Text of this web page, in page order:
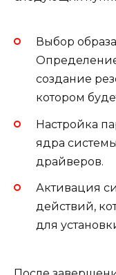
Выбор
создание
котором
Настройка
ядра
драйверов.
Активация
действий,
для